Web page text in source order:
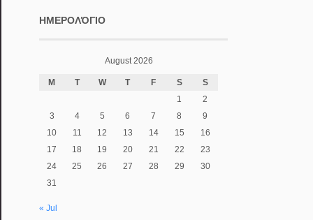
ΗΜΕΡΟΛΌΓΙΟ
August 2026
M T W T F S
S
1
2
3
4 5 6 7 8
9
10
11 12 13 14 15
16
17
18 19 20 21 22
23
24
25 26 27 28 29
30
31
« Jul